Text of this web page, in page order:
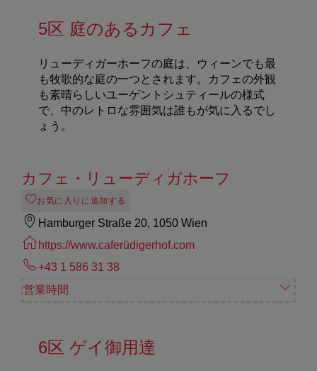
5区 庭のあるカフェ
リューディガーホーフの庭は、ウィーンでも最
も牧歌的な庭の一つとされます。カフェの外観
も素晴らしいユーゲントシュティールの様式
で、中のレトロな雰囲気は誰もが気に入るでし
ょう。
カフェ・リューディガホーフ
お気に入りに追加する
Hamburger Straße 20, 1050 Wien
https://www.caferüdigerhof.com
+43 1 586 31 38
営業時間
6区 ゲイ御用達